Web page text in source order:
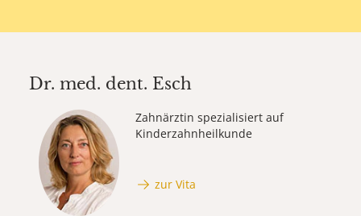
Dr. med. dent. Esch
Zahnärztin spezialisiert auf
Kinderzahnheilkunde
zur Vita